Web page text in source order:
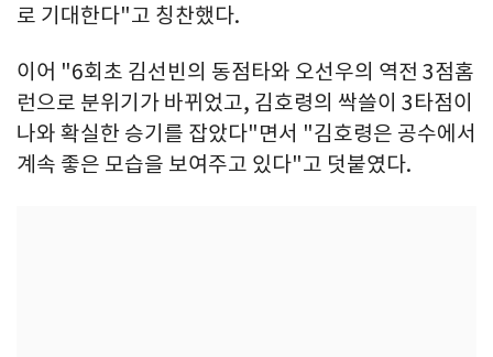
로 기대한다"고 칭찬했다.
이어 "6회초 김선빈의 동점타와 오선우의 역전 3점홈
런으로 분위기가 바뀌었고, 김호령의 싹쓸이 3타점이
나와 확실한 승기를 잡았다"면서 "김호령은 공수에서
계속 좋은 모습을 보여주고 있다"고 덧붙였다.